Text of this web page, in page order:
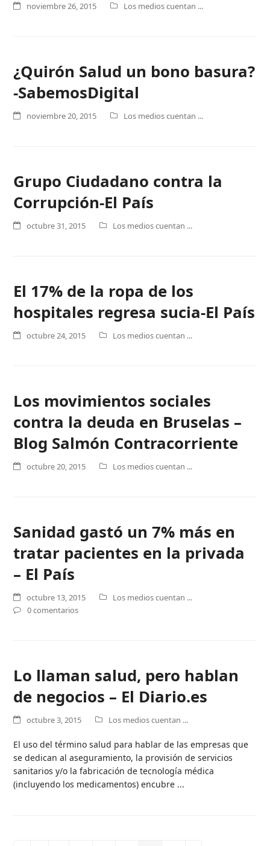
noviembre 26, 2015 Los medios cuentan ...
¿Quirón Salud un bono basura?
-SabemosDigital
noviembre 20, 2015 Los medios cuentan ...
Grupo Ciudadano contra la
Corrupción-El País
octubre 31, 2015 Los medios cuentan ...
El 17% de la ropa de los
hospitales regresa sucia-El País
octubre 24, 2015 Los medios cuentan ...
Los movimientos sociales
contra la deuda en Bruselas –
Blog Salmón Contracorriente
octubre 20, 2015 Los medios cuentan ...
Sanidad gastó un 7% más en
tratar pacientes en la privada
– El País
octubre 13, 2015
Los medios cuentan ...
0 comentarios
Lo llaman salud, pero hablan
de negocios – El Diario.es
octubre 3, 2015 Los medios cuentan ...
El uso del término salud para hablar de las empresas que
se dedican al aseguramiento, la provisión de servicios
sanitarios y/o la fabricación de tecnología médica
(incluyendo los medicamentos) encubre ...